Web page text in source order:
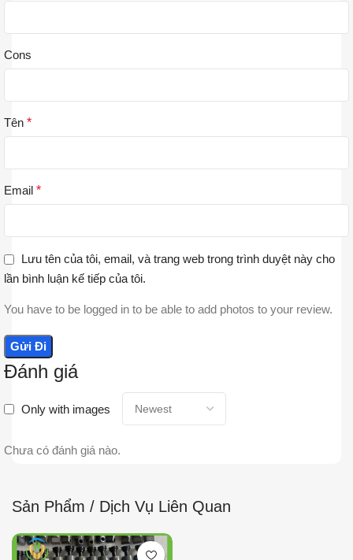
Đánh giá
Only with images
Chưa có đánh giá nào.
Cons
Tên *
Email *
Lưu tên của tôi, email, và trang web trong trình duyệt này cho
lần bình luận kế tiếp của tôi.
You have to be logged in to be able to add photos to your review.
Sản Phẩm / Dịch Vụ Liên Quan